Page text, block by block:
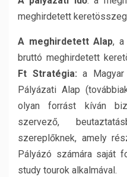
meghirdetett
A meghirdetett Alap, a
bruttó meghirdetett
Ft Stratégia: a
Pályázati Alap
olyan forrást kíván
szervező,
szereplőknek, amely
Pályázó számára saját
study tourok alkalmával.